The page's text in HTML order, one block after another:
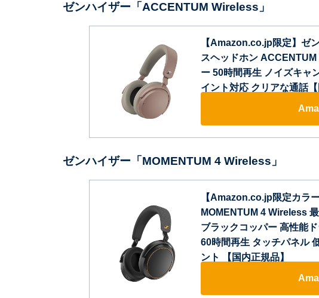
ゼンハイザー「ACCENTUM Wireless」
【Amazon.co.jp限定】ゼ
スヘッドホン
ー 50時間再生 ノイズキャ
イント対応 クリアな通話【
ゼンハイザー「MOMENTUM 4 Wireless」
【Amazon.co.jp限定カラ
MOMENTUM 4 Wireless
ブラックコッパー 高性能
60時間再生 タッチパネル
ント 【国内正規品】